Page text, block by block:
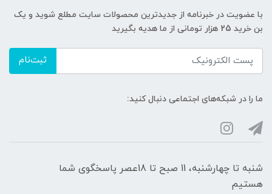
با عضویت در خبرنامه از جدیدترین محصولات سایت مطلع شوید و یک
بن خرید 25 هزار تومانی از ما هدیه بگیرید
ثبت‌نام
ما را در شبکه‌های اجتماعی دنبال کنید:
شنبه تا چهارشنبه، 11 صبح تا 18عصر پاسخگوی شما
هستیم